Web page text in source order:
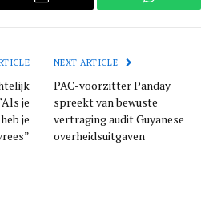
Email WhatsApp
je
je
NEXT ARTICLE
PAC-voorzitter Panday
spreekt van bewuste
vertraging audit Guyanese
overheidsuitgaven